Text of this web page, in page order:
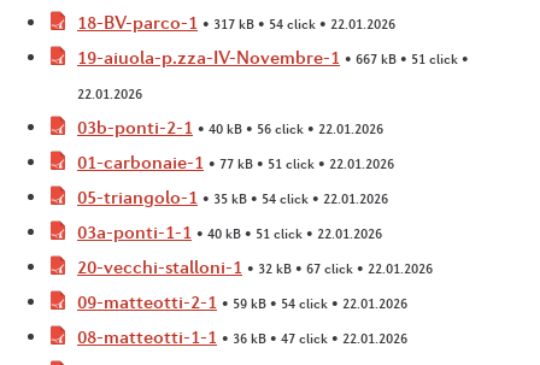
18-BV-parco-1 • 317 kB • 54 click • 22.01.2026
19-aiuola-p.zza-IV-Novembre-1 • 667 kB • 51 click •
22.01.2026
03b-ponti-2-1 • 40 kB • 56 click • 22.01.2026
01-carbonaie-1 • 77 kB • 51 click • 22.01.2026
05-triangolo-1 • 35 kB • 54 click • 22.01.2026
03a-ponti-1-1 • 40 kB • 51 click • 22.01.2026
20-vecchi-stalloni-1 • 32 kB • 67 click • 22.01.2026
09-matteotti-2-1 • 59 kB • 54 click • 22.01.2026
08-matteotti-1-1 • 36 kB • 47 click • 22.01.2026